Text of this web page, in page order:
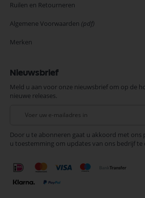
Ruilen en Retourneren
Algemene Voorwaarden (pdf)
Merken
Nieuwsbrief
Meld u aan voor onze nieuwsbrief om op de
nieuwe releases.
onze
nieuwsbrief
Door u te abonneren gaat u akkoord met ons
u toestemming om updates van ons bedrijf te